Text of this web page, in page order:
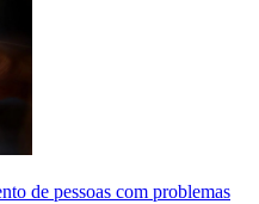
de pessoas com problemas